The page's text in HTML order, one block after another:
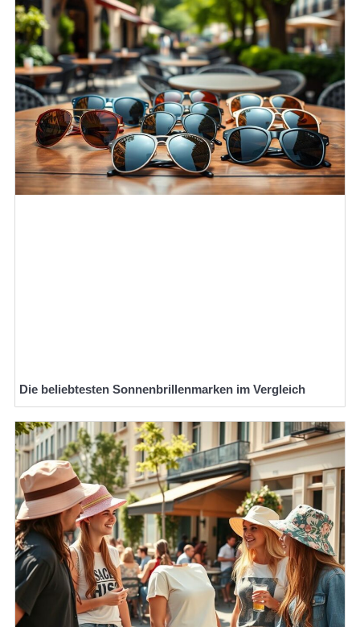
Die beliebtesten Sonnenbrillenmarken im Vergleich